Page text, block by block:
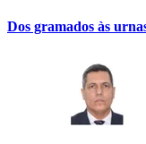
Dos gramados às